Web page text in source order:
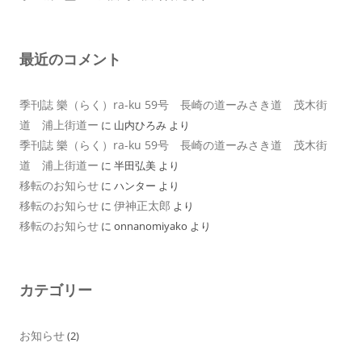
最近のコメント
季刊誌 樂（らく）ra-ku 59号 長崎の道ーみさき道 茂木街
道 浦上街道ー に 山内ひろみ より
季刊誌 樂（らく）ra-ku 59号 長崎の道ーみさき道 茂木街
道 浦上街道ー に 半田弘美 より
移転のお知らせ に ハンター より
移転のお知らせ に 伊神正太郎 より
移転のお知らせ に onnanomiyako より
カテゴリー
お知らせ(2)